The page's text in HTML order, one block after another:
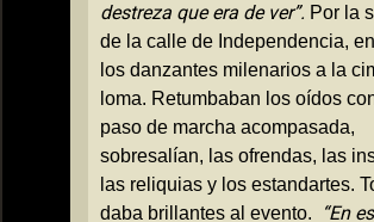
destreza que era de ver”. Por la
de la calle de Independencia,
los danzantes milenarios a la
loma. Retumbaban los oídos
paso de marcha acompasada,
sobresalían, las ofrendas, las
las reliquias y los estandartes.
daba brillantes al evento.
“En